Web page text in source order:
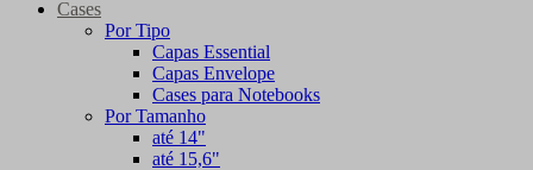
Cases
Por Tipo
Capas Essential
Capas Envelope
Cases para Notebooks
Por Tamanho
até 14"
até 15,6"